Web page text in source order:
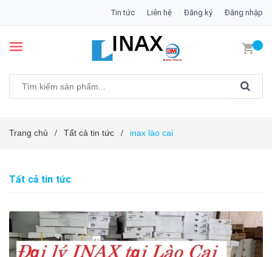
Tin tức Liên hệ Đăng ký Đăng nhập
Trang chủ / Tất cả tin tức / inax lào cai
Tất cả tin tức